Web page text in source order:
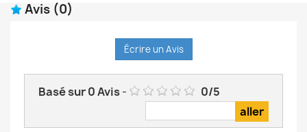
Avis (0)
Écrire un Avis
Basé sur0Avis- 0/5